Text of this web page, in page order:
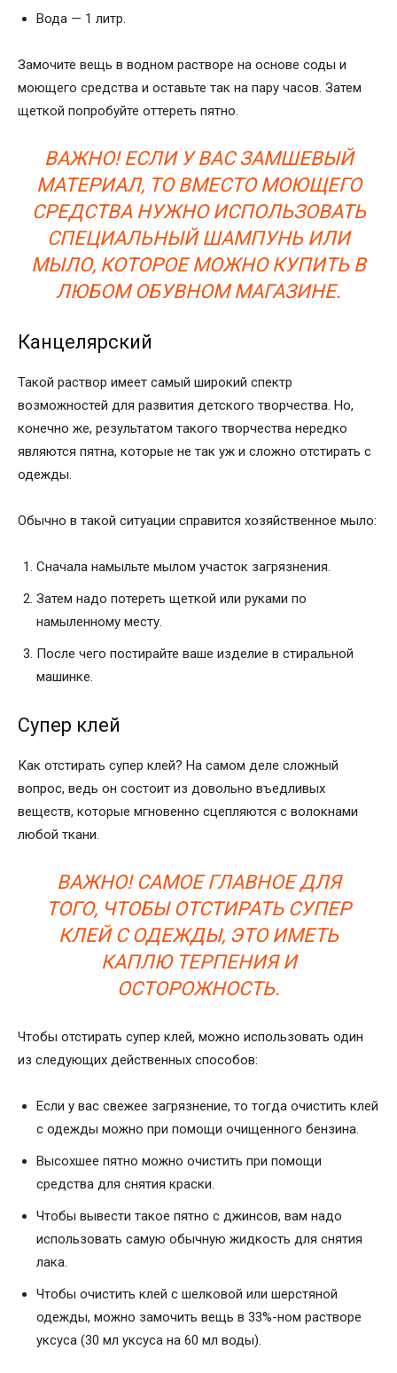
Вода — 1 литр.
Замочите вещь в водном растворе на основе соды и
моющего средства и оставьте так на пару часов. Затем
щеткой попробуйте оттереть пятно.
ВАЖНО! ЕСЛИ У ВАС ЗАМШЕВЫЙ
МАТЕРИАЛ, ТО ВМЕСТО МОЮЩЕГО
СРЕДСТВА НУЖНО ИСПОЛЬЗОВАТЬ
СПЕЦИАЛЬНЫЙ ШАМПУНЬ ИЛИ
МЫЛО, КОТОРОЕ МОЖНО КУПИТЬ В
ЛЮБОМ ОБУВНОМ МАГАЗИНЕ.
Канцелярский
Такой раствор имеет самый широкий спектр
возможностей для развития детского творчества. Но,
конечно же, результатом такого творчества нередко
являются пятна, которые не так уж и сложно отстирать с
одежды.
Обычно в такой ситуации справится хозяйственное мыло:
Сначала намыльте мылом участок загрязнения.
Затем надо потереть щеткой или руками по
намыленному месту.
После чего постирайте ваше изделие в стиральной
машинке.
Супер клей
Как отстирать супер клей? На самом деле сложный
вопрос, ведь он состоит из довольно въедливых
веществ, которые мгновенно сцепляются с волокнами
любой ткани.
ВАЖНО! САМОЕ ГЛАВНОЕ ДЛЯ
ТОГО, ЧТОБЫ ОТСТИРАТЬ СУПЕР
КЛЕЙ С ОДЕЖДЫ, ЭТО ИМЕТЬ
КАПЛЮ ТЕРПЕНИЯ И
ОСТОРОЖНОСТЬ.
Чтобы отстирать супер клей, можно использовать один
из следующих действенных способов:
Если у вас свежее загрязнение, то тогда очистить клей
с одежды можно при помощи очищенного бензина.
Высохшее пятно можно очистить при помощи
средства для снятия краски.
Чтобы вывести такое пятно с джинсов, вам надо
использовать самую обычную жидкость для снятия
лака.
Чтобы очистить клей с шелковой или шерстяной
одежды, можно замочить вещь в 33%-ном растворе
уксуса (30 мл уксуса на 60 мл воды).